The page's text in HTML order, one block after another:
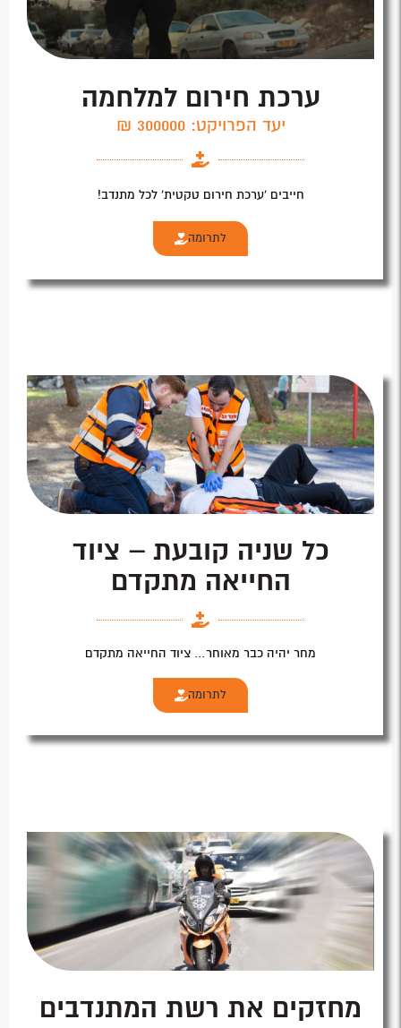
ערכת חירום למלחמה
יעד הפרויקט: 300000 ₪
חייבים 'ערכת חירום טקטית' לכל מתנדב!​
לתרומה
כל שניה קובעת – ציוד
החייאה מתקדם
מחר יהיה כבר מאוחר… ציוד החייאה מתקדם
לתרומה
מחזקים את רשת המתנדבים